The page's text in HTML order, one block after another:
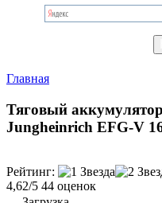
Главная
Тяговый
Jungheinrich EFG-V
Рейтинг:
4,62/5 44 оценок